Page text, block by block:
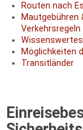
Routen nach
Mautgebühren
Verkehrsregeln
Wissenswertes
Möglichkeiten
Transitländer